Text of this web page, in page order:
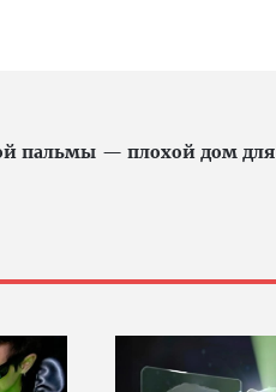
пальмы — плохой дом для